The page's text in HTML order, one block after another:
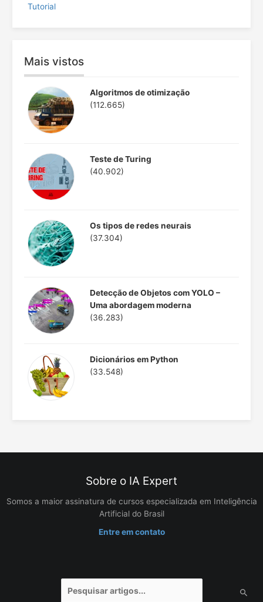
Tutorial
Mais vistos
Algoritmos de otimização
(112.665)
Teste de Turing
(40.902)
Os tipos de redes neurais
(37.304)
Detecção de Objetos com YOLO –
Uma abordagem moderna
(36.283)
Dicionários em Python
(33.548)
Sobre o IA Expert
Somos a maior assinatura de cursos especializada em Inteligência
Artificial do Brasil
Entre em contato
por: